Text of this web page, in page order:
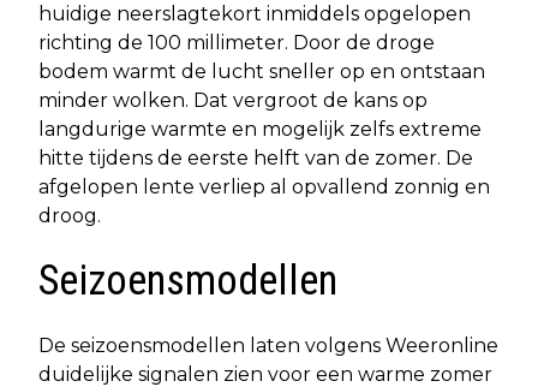
huidige neerslagtekort inmiddels opgelopen
richting de 100 millimeter. Door de droge
bodem warmt de lucht sneller op en ontstaan
minder wolken. Dat vergroot de kans op
langdurige warmte en mogelijk zelfs extreme
hitte tijdens de eerste helft van de zomer. De
afgelopen lente verliep al opvallend zonnig en
droog.
Seizoensmodellen
De seizoensmodellen laten volgens Weeronline
duidelijke signalen zien voor een warme zomer